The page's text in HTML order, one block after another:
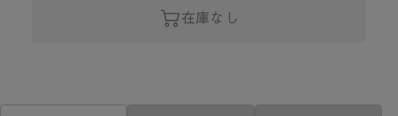
在庫なし